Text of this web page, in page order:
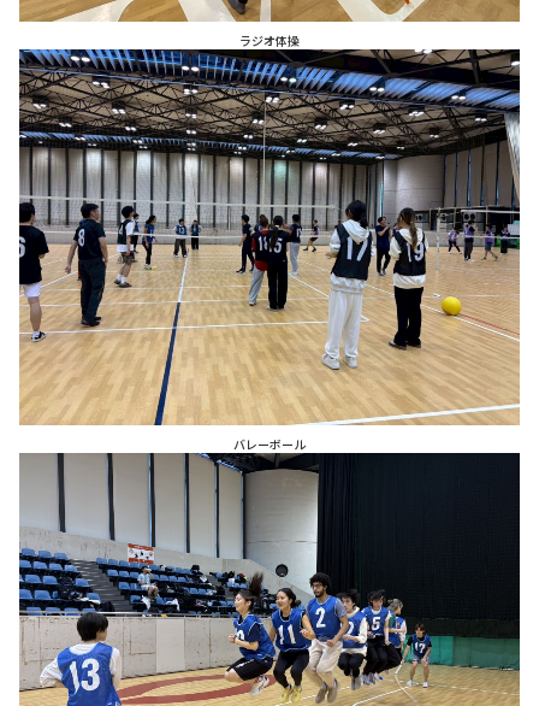
ラジオ体操
バレーボール